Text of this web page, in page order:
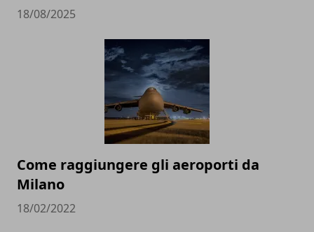
18/08/2025
Come raggiungere gli aeroporti da
Milano
18/02/2022